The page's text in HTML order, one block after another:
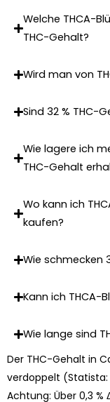
Welche THCA-
THC-Gehalt?
Wird man von
Sind 32 % THC-
Wie lagere ich
THC-Gehalt
Wo kann ich
kaufen?
Wie schmecken
Kann ich THCA-
Wie lange sind
Der THC-Gehalt in
verdoppelt (Statista:
Achtung: Über 0,3 %